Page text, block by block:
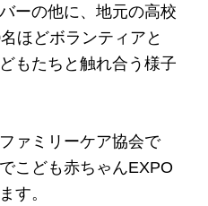
ーの他に、地元の高校
ほどボランティアと
もたちと触れ合う様子
ァミリーケア協会で
こども赤ちゃんEXPO
す。